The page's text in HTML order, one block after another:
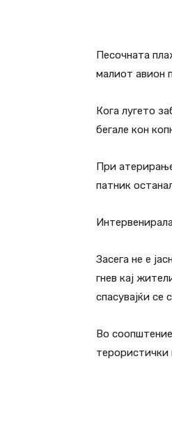
Песочната
малиот авион
Кога лугето
бегале кон
При
патник
Засега не е
гнев кај
спасувајќи се
Во
терористички